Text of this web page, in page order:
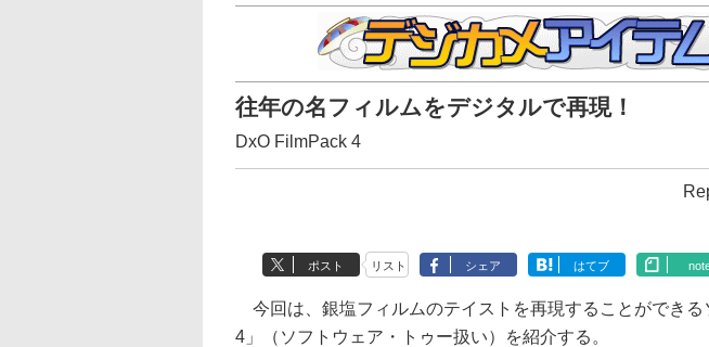
往年の名フィルムをデジタルで再現！
DxO FilmPack 4
ポスト リスト シェア はてブ
今回は、銀塩フィルムのテイストを再現することができ
4」（ソフトウェア・トゥー扱い）を紹介する。